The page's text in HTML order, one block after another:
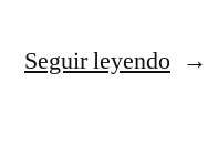
Seguir leyendo«Plan